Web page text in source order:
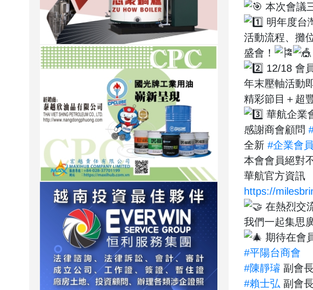
本次會議
明年度台
活動流程、攤
盛會！
12/18 會
年末壓軸活動
精彩節目＋超
華航企業
感謝商會顧問
全新 #企業會
本會會員絕對
華航官方資訊
https://
在熱烈交
我們一起集思
期待在會
#平陽台商會
#陳靜璿 副會
#賴士弘 副會